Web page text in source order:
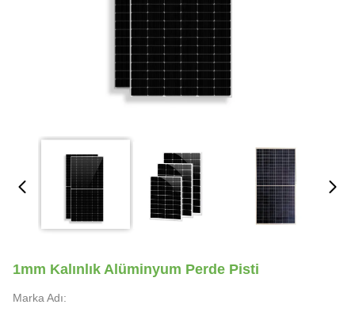
1mm Kalınlık Alüminyum Perde Pisti
Marka Adı: